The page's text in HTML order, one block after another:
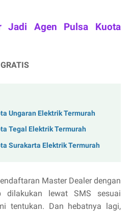
Jadi Agen Pulsa Kuota
Ungaran Elektrik Termurah
Tegal Elektrik Termurah
Surakarta Elektrik Termurah
Master Dealer dengan
dilakukan lewat SMS sesuai
tentukan. Dan hebatnya lagi,